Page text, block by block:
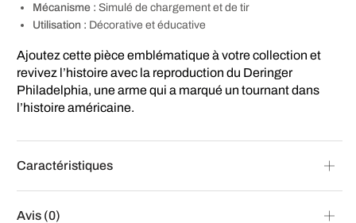
Mécanisme : Simulé de chargement et de tir
Utilisation : Décorative et éducative
Ajoutez cette pièce emblématique à votre collection et
revivez l’histoire avec la reproduction du Deringer
Philadelphia, une arme qui a marqué un tournant dans
l’histoire américaine.
Caractéristiques
Avis (0)